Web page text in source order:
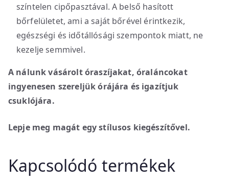
színtelen cipőpasztával. A belső hasított
bőrfelületet, ami a saját bőrével érintkezik,
egészségi és időtállósági szempontok miatt, ne
kezelje semmivel.
A nálunk vásárolt óraszíjakat, óraláncokat
ingyenesen szereljük órájára és igazítjuk
csuklójára.
Lepje meg magát egy stílusos kiegészítővel.
Kapcsolódó termékek